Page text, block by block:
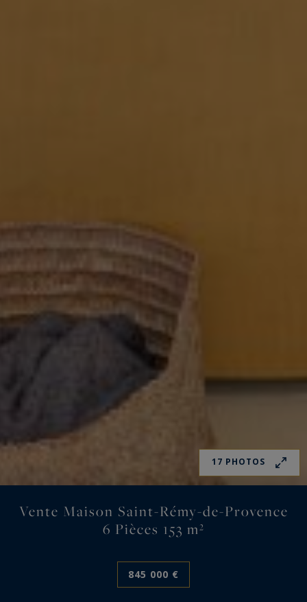
17 PHOTOS
Vente Maison Saint-Rémy-de-Provence
6 Pièces 153 m²
845 000 €